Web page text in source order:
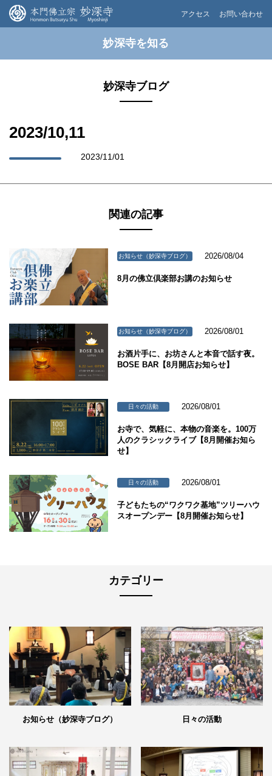
アクセス お問い合わせ
妙深寺を知る
妙深寺ブログ
2023/10,11
2023/11/01
関連の記事
お知らせ（妙深寺ブログ） 2026/08/04
8月の佛立倶楽部お講のお知らせ
お知らせ（妙深寺ブログ） 2026/08/01
お酒片手に、お坊さんと本音で話す夜。
BOSE BAR【8月開店お知らせ】
日々の活動 2026/08/01
お寺で、気軽に、本物の音楽を。100万
人のクラシックライブ【8月開催お知ら
せ】
日々の活動 2026/08/01
子どもたちの“ワクワク基地”ツリーハウ
スオープンデー【8月開催お知らせ】
カテゴリー
お知らせ（妙深寺ブログ） 日々の活動